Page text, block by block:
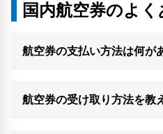
国内航空券のよ
航空券の支払い方法は何が
航空券の受け取り方法を教